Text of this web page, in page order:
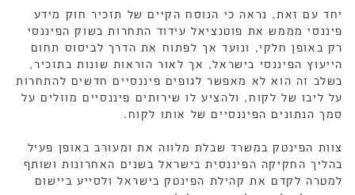
יחד עם זאת, נראה כי הנוסח הקיים של תזכיר חוק מידע
פיננסי מממש את פוטנציאל עידוד התחרות בשוק הפיננסי
רק באופן חלקי, ונועד אך לפתוח את הדרך לביסוס תחום
הייעוץ הפיננסי בישראל, אך לאור הוראות שונות בתזכיר,
בשלב זה הוא לא מאפשר לגופים פיננסיים חדשים להתחרות
על ליבו של לקוח, ולהציע לו שירותים פיננסיים מוזלים על
סמך הנתונים הפיננסיים של אותו לקוח.
צוות הפינטק במשרד שבלת מלווה את ומעורב באופן פעיל
בהליך החקיקה הפיננסית בישראל בשנים האחרונות ושותף
למטרה לקדם את קהילת הפינטק בישראל ולסייע ביישום